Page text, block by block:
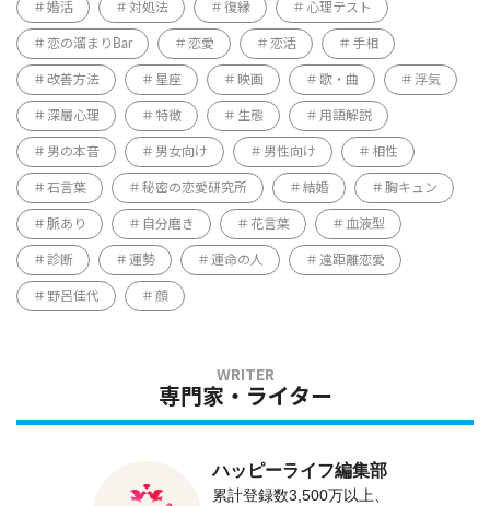
婚活 対処法 復縁 心理テスト
恋の溜まりBar 恋愛 恋活 手相
改善方法 星座 映画 歌・曲 浮気
深層心理 特徴 生態 用語解説
男の本音 男女向け 男性向け 相性
石言葉 秘密の恋愛研究所 結婚 胸キュン
脈あり 自分磨き 花言葉 血液型
診断 運勢 運命の人 遠距離恋愛
野呂佳代 顔
専門家・ライター
ハッピーライフ編集部
累計登録数3,500万以上、